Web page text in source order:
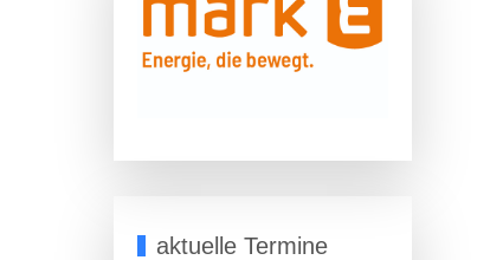
aktuelle Termine